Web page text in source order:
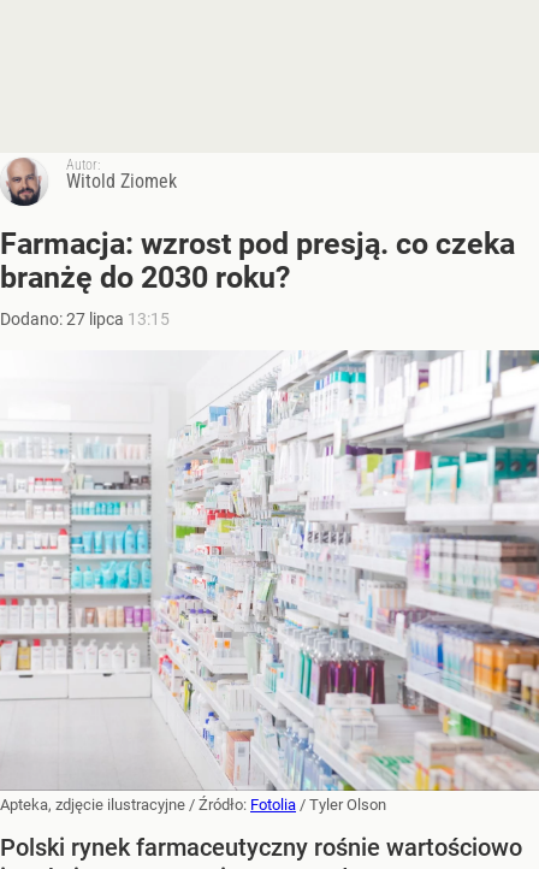
Autor:
Witold Ziomek
Farmacja: wzrost pod presją. co czeka
branżę do 2030 roku?
Dodano:27 lipca 13:15
Apteka, zdjęcie ilustracyjne / Źródło: Fotolia / Tyler Olson
Polski rynek farmaceutyczny rośnie wartościowo